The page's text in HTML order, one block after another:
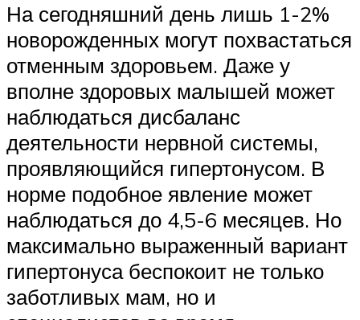
На сегодняшний день лишь 1-2%
новорожденных могут похвастаться
отменным здоровьем. Даже у
вполне здоровых малышей может
наблюдаться дисбаланс
деятельности нервной системы,
проявляющийся гипертонусом. В
норме подобное явление может
наблюдаться до 4,5-6 месяцев. Но
максимально выраженный вариант
гипертонуса беспокоит не только
заботливых мам, но и